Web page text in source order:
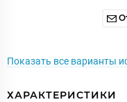
Показать все варианты
ХАРАКТЕРИСТИКИ